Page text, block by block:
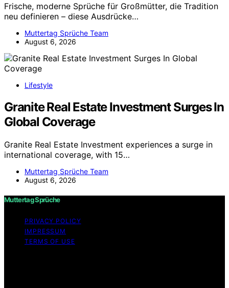
Frische, moderne Sprüche für Großmütter, die Tradition
neu definieren – diese Ausdrücke…
Muttertag Sprüche Team
August 6, 2026
Lifestyle
Granite Real Estate Investment Surges In
Global Coverage
Granite Real Estate Investment experiences a surge in
international coverage, with 15…
Muttertag Sprüche Team
August 6, 2026
Muttertag Sprüche
PRIVACY POLICY
IMPRESSUM
TERMS OF USE